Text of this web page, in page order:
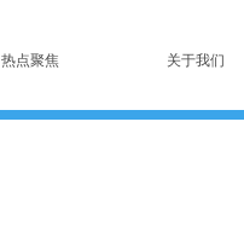
热点聚焦 关于我们